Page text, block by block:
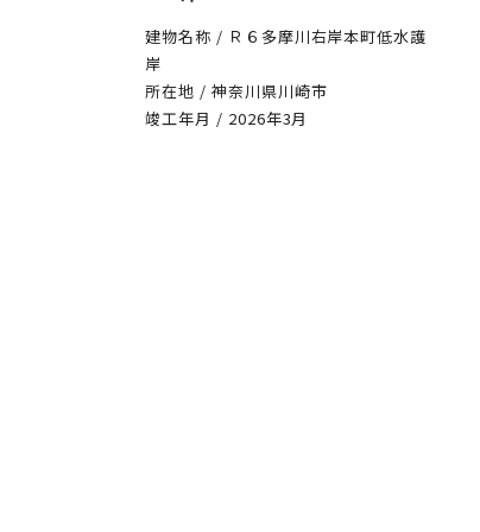
建物名称 / Ｒ６多摩川右岸本町低水護
岸
所在地 / 神奈川県川崎市
竣工年月 / 2026年3月